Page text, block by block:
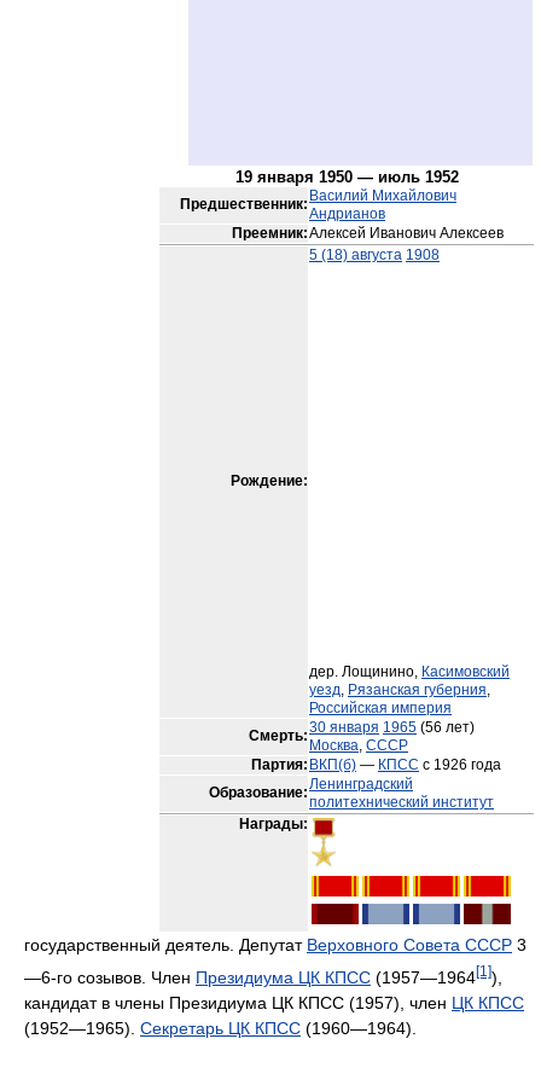
19 января 1950 — июль 1952
Предшественник: Василий Михайлович
Андрианов
Преемник:Алексей Иванович Алексеев
Рождение:
5 (18) августа 1908
дер. Лощинино, Касимовский
уезд, Рязанская губерния,
Российская империя
Смерть:30 января 1965 (56 лет)
Москва, СССР
Партия: ВКП(б) — КПСС с 1926 года
Образование:Ленинградский
политехнический институт
Награды:
государственный деятель. Депутат Верховного Совета СССР 3
—6-го созывов. Член Президиума ЦК КПСС (1957—1964[1]),
кандидат в члены Президиума ЦК КПСС (1957), член ЦК КПСС
(1952—1965). Секретарь ЦК КПСС (1960—1964).